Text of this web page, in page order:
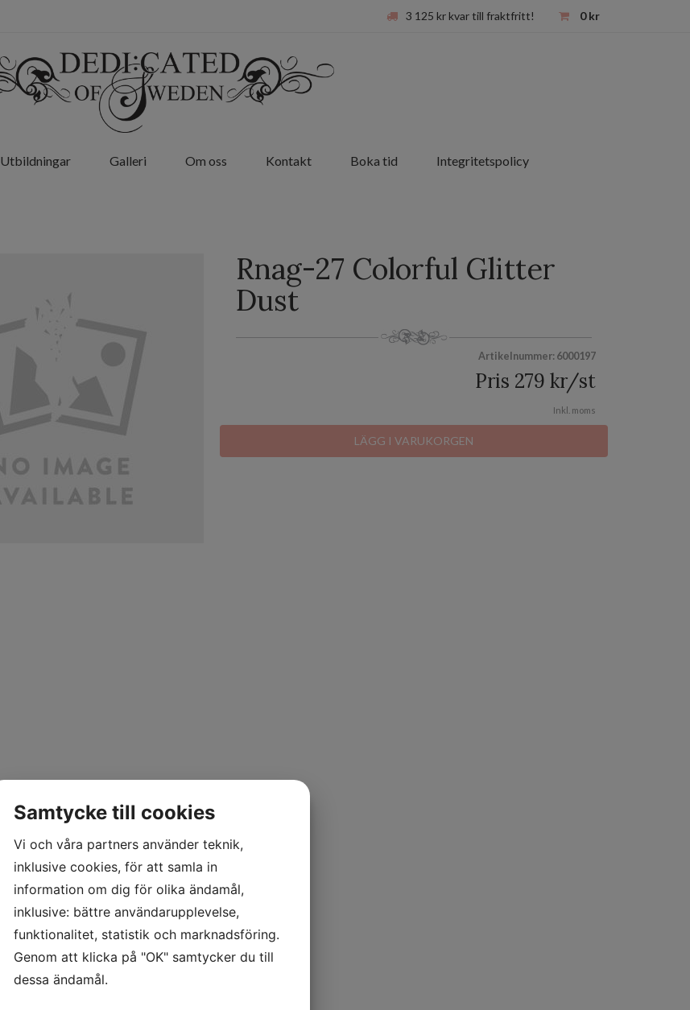
0kr
3 125 krkvar till fraktfritt!
Utbildningar Galleri Om oss Kontakt Boka tid Integritetspolicy
Rnag-27 Colorful Glitter
Dust
Artikelnummer: 6000197
Pris 279 kr/st
Inkl. moms
LÄGG I VARUKORGEN
Samtycke till cookies
Vi och våra partners använder teknik,
inklusive cookies, för att samla in
information om dig för olika ändamål,
inklusive: bättre användarupplevelse,
funktionalitet, statistik och marknadsföring.
Genom att klicka på "OK" samtycker du till
dessa ändamål.